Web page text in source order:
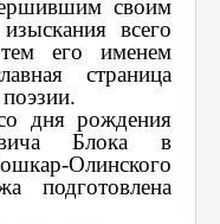
своим
всего
его именем
страница
дня рождения
Блока в
Олинского
подготовлена